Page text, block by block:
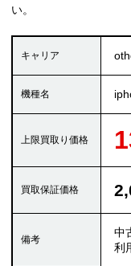
い。
中
利